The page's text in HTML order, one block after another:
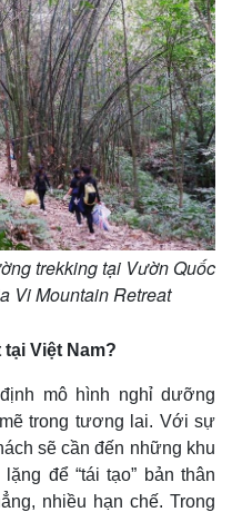
trekking tại Vườn Quốc
Vi Mountain Retreat
Việt Nam?
mô hình nghỉ dưỡng
trong tương lai. Với sự
sẽ cần đến những khu
để “tái tạo” bản thân
nhiều hạn chế. Trong